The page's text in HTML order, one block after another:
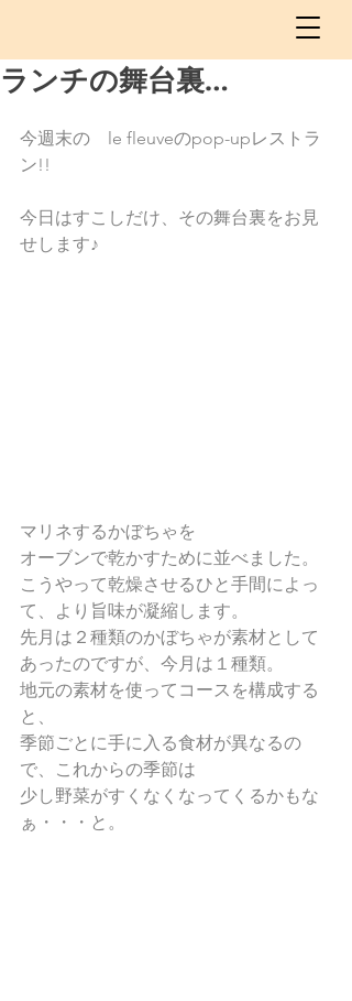
ランチの舞台裏…
今週末の　le fleuveのpop-upレストラ
ン!!
今日はすこしだけ、その舞台裏をお見
せします♪
マリネするかぼちゃを
オーブンで乾かすために並べました。
こうやって乾燥させるひと手間によっ
て、より旨味が凝縮します。
先月は２種類のかぼちゃが素材として
あったのですが、今月は１種類。
地元の素材を使ってコースを構成する
と、
季節ごとに手に入る食材が異なるの
で、これからの季節は
少し野菜がすくなくなってくるかもな
ぁ・・・と。